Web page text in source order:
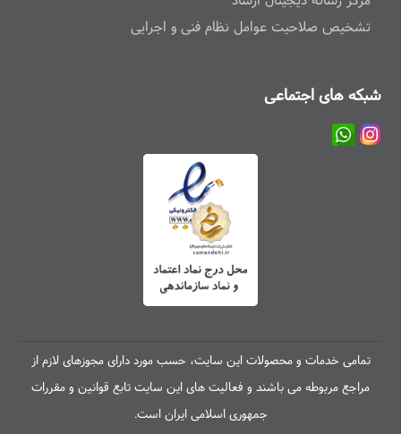
تشخیص صلاحیت عوامل نظام فنی و اجرایی
شبکه های اجتماعی
تمامی خدمات و محصولات این سایت، حسب مورد دارای مجوزهای لازم از
مراجع مربوطه می باشند و فعالیت های این سایت تابع قوانین و مقررات
جمهوری اسلامی ایران است.